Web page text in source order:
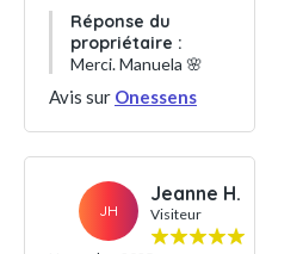
Réponse du
propriétaire :
Merci. Manuela 🌸
Avis sur Onessens
JH
Jeanne H.
Visiteur